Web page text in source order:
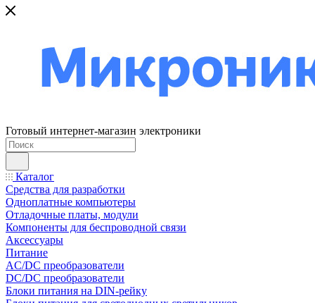
Готовый интернет-магазин электроники
Каталог
Средства для разработки
Одноплатные компьютеры
Отладочные платы, модули
Компоненты для беспроводной связи
Аксессуары
Питание
AC/DC преобразователи
DC/DC преобразователи
Блоки питания на DIN-рейку